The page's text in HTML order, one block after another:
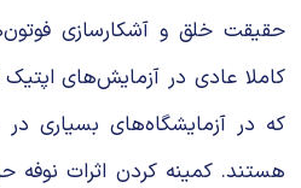
حقیقت خلق و آشکارسازی
کاملا عادی در آزمایش‌های
که در آزمایشگاه‌های بسیاری
هستند. کمینه کردن اثرات نوفه